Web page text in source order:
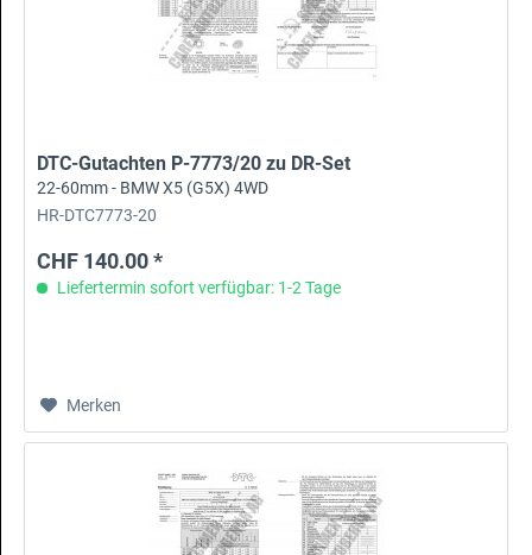
DTC-Gutachten P-7773/20 zu DR-Set
22-60mm - BMW X5 (G5X) 4WD
HR-DTC7773-20
CHF 140.00 *
Liefertermin sofort verfügbar: 1-2 Tage
Merken